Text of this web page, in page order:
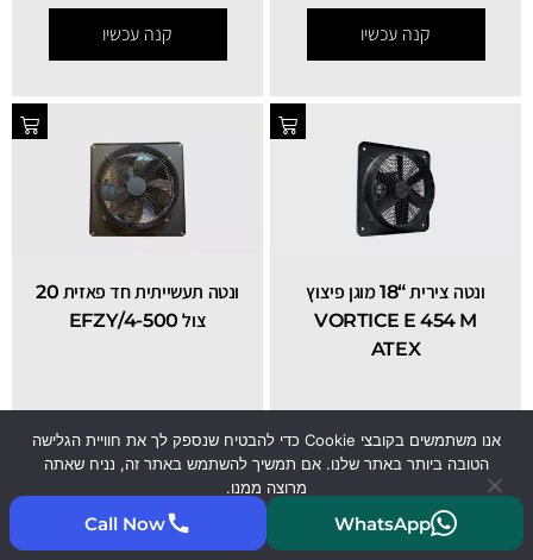
קנה עכשיו קנה עכשיו
ונטה צירית “18 מוגן פיצוץ
VORTICE E 454 M
ATEX
קנה עכשיו
ונטה תעשייתית חד פאזית 20
צול EFZY/4-500
קנה עכשיו
WhatsApp
Call Now
אנו משתמשים בקובצי Cookie כדי להבטיח שנספק לך את חוויית הגלישה
הטובה ביותר באתר שלנו. אם תמשיך להשתמש באתר זה, נניח שאתה
מרוצה ממנו.
קיבלתי